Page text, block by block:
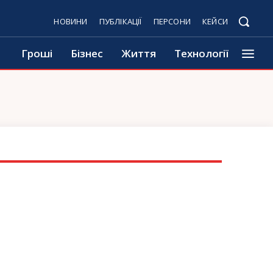
НОВИНИ ПУБЛІКАЦІЇ ПЕРСОНИ КЕЙСИ
Гроші Бізнес Життя Технології